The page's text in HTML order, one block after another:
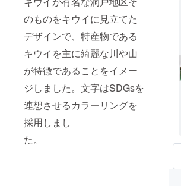
のものをキウイに見立てた
デザインで、特産物である
キウイを主に綺麗な川や山
が特徴であることをイメー
ジしました。文字はSDGsを
連想させるカラーリングを
採用しまし
た。